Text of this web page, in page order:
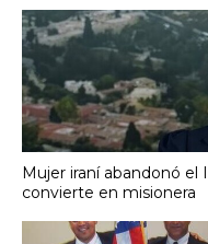
Mujer iraní abandonó el
convierte en misionera